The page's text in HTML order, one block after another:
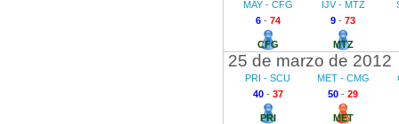
MAY - CFG
6- 74
CFG
IJV - MTZ
9 - 73
MTZ
25 de marzo de 2012
PRI - SCU
40- 37
PRI
MET - CMG
50 - 29
MET